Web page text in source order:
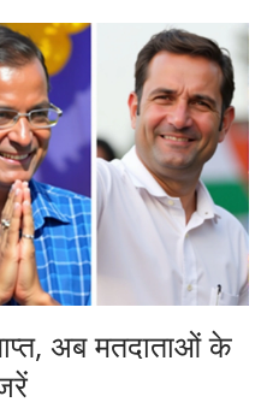
अब मतदाताओं के